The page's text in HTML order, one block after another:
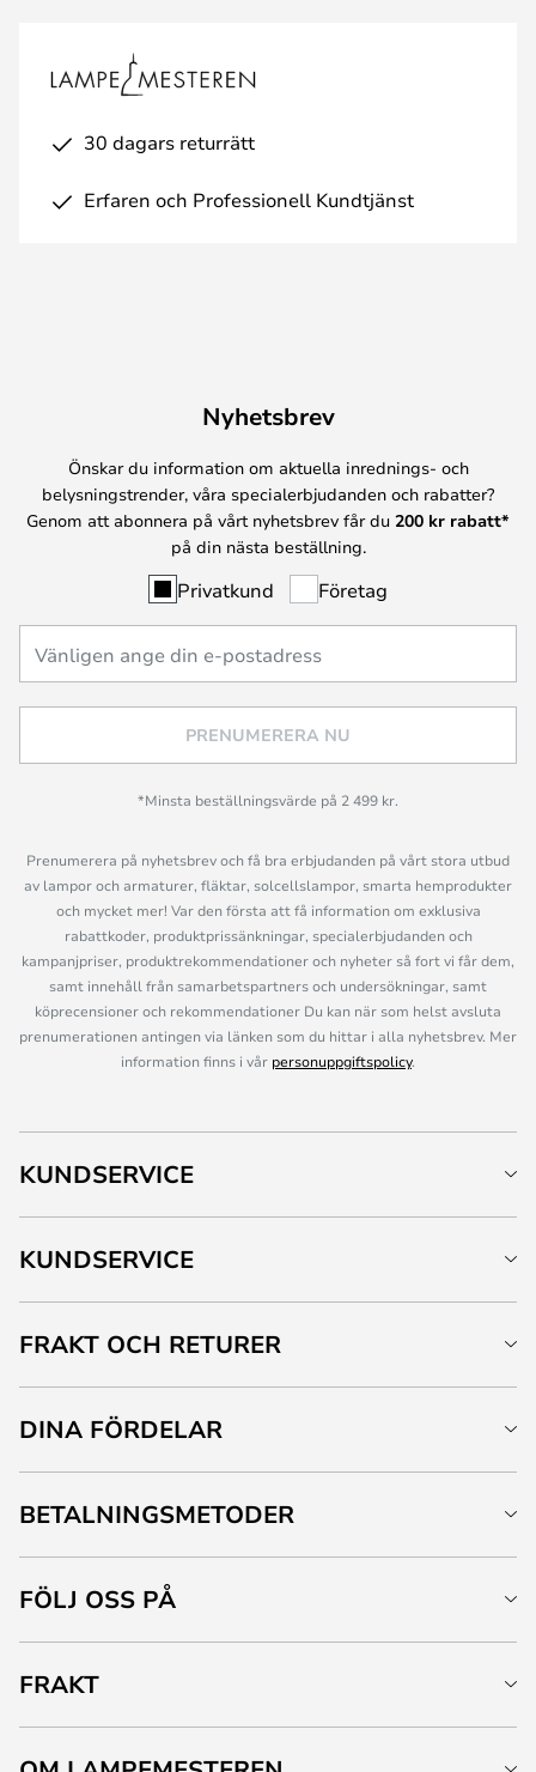
30 dagars returrätt
Erfaren och Professionell Kundtjänst
Nyhetsbrev
Önskar du information om aktuella inrednings- och
belysningstrender, våra specialerbjudanden och rabatter?
Genom att abonnera på vårt nyhetsbrev får du 200 kr rabatt*
på din nästa beställning.
Privatkund Företag
PRENUMERERA NU
*Minsta beställningsvärde på 2 499 kr.
Prenumerera på nyhetsbrev och få bra erbjudanden på vårt stora utbud
av lampor och armaturer, fläktar, solcellslampor, smarta hemprodukter
och mycket mer! Var den första att få information om exklusiva
rabattkoder, produktprissänkningar, specialerbjudanden och
kampanjpriser, produktrekommendationer och nyheter så fort vi får dem,
samt innehåll från samarbetspartners och undersökningar, samt
köprecensioner och rekommendationer Du kan när som helst avsluta
prenumerationen antingen via länken som du hittar i alla nyhetsbrev. Mer
information finns i vår personuppgiftspolicy.
KUNDSERVICE
KUNDSERVICE
FRAKT OCH RETURER
DINA FÖRDELAR
BETALNINGSMETODER
FÖLJ OSS PÅ
FRAKT